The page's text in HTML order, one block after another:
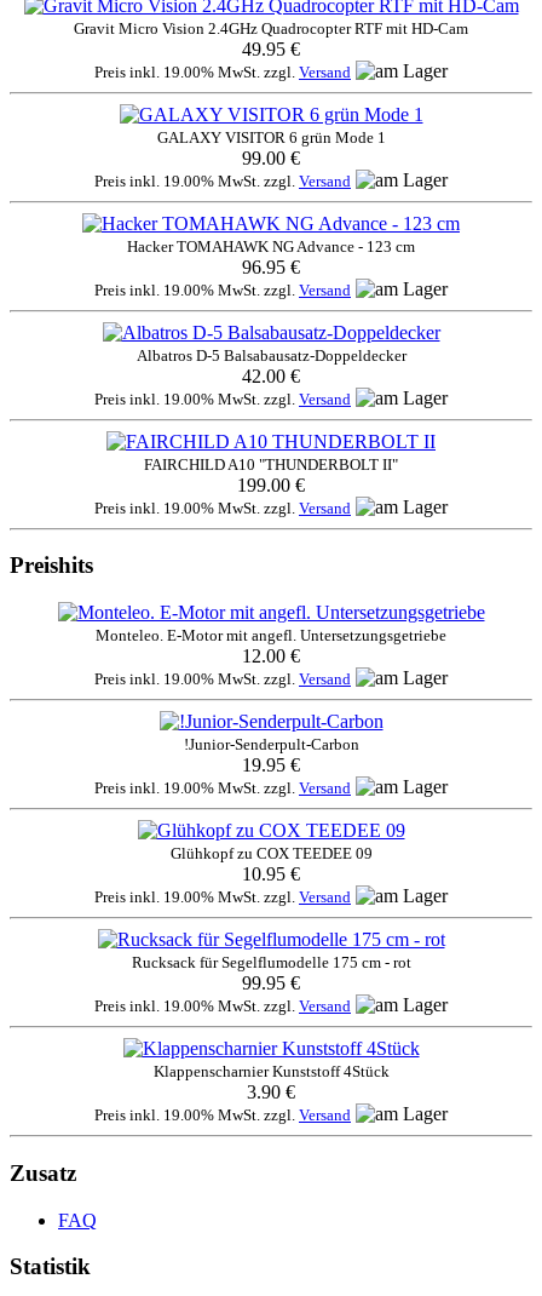
Gravit Micro Vision 2.4GHz Quadrocopter RTF mit HD-Cam
49.95 €
Preis inkl. 19.00% MwSt. zzgl. Versand
GALAXY VISITOR 6 grün Mode 1
99.00 €
Preis inkl. 19.00% MwSt. zzgl. Versand
Hacker TOMAHAWK NG Advance - 123 cm
96.95 €
Preis inkl. 19.00% MwSt. zzgl. Versand
Albatros D-5 Balsabausatz-Doppeldecker
42.00 €
Preis inkl. 19.00% MwSt. zzgl. Versand
FAIRCHILD A10 "THUNDERBOLT II"
199.00 €
Preis inkl. 19.00% MwSt. zzgl. Versand
Preishits
Monteleo. E-Motor mit angefl. Untersetzungsgetriebe
12.00 €
Preis inkl. 19.00% MwSt. zzgl. Versand
!Junior-Senderpult-Carbon
19.95 €
Preis inkl. 19.00% MwSt. zzgl. Versand
Glühkopf zu COX TEEDEE 09
10.95 €
Preis inkl. 19.00% MwSt. zzgl. Versand
Rucksack für Segelflumodelle 175 cm - rot
99.95 €
Preis inkl. 19.00% MwSt. zzgl. Versand
Klappenscharnier Kunststoff 4Stück
3.90 €
Preis inkl. 19.00% MwSt. zzgl. Versand
Zusatz
FAQ
Statistik